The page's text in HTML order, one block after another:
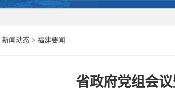
新闻动态 > 福建要闻
省政府党组会